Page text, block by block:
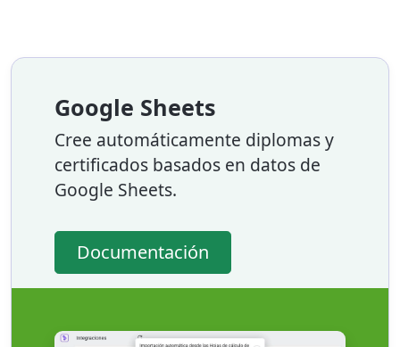
Google Sheets
Cree automáticamente diplomas y
certificados basados en datos de
Google Sheets.
Documentación